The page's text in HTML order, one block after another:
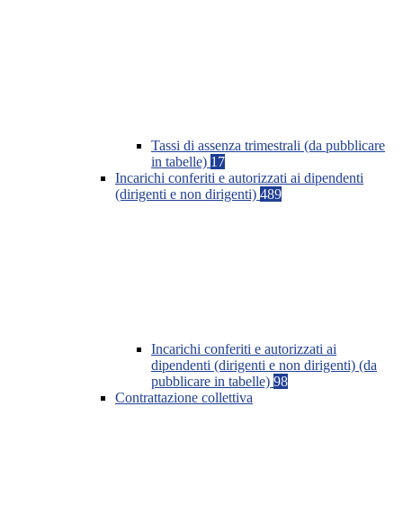
Tassi di assenza trimestrali (da pubblicare
in tabelle) 17
Incarichi conferiti e autorizzati ai dipendenti
(dirigenti e non dirigenti) 489
Incarichi conferiti e autorizzati ai
dipendenti (dirigenti e non dirigenti) (da
pubblicare in tabelle) 98
Contrattazione collettiva